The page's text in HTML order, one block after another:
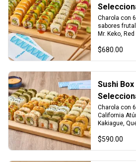
Charola con
sabores
Mr. Keko,
California
Vegetariano.
$680.00
Sushi
para
Charola con
California
Kakiague,
bocado!
$590.00